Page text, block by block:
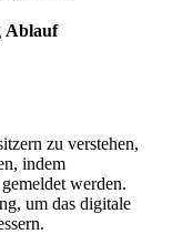
Ablauf
zu verstehen,
indem
werden.
um das digitale